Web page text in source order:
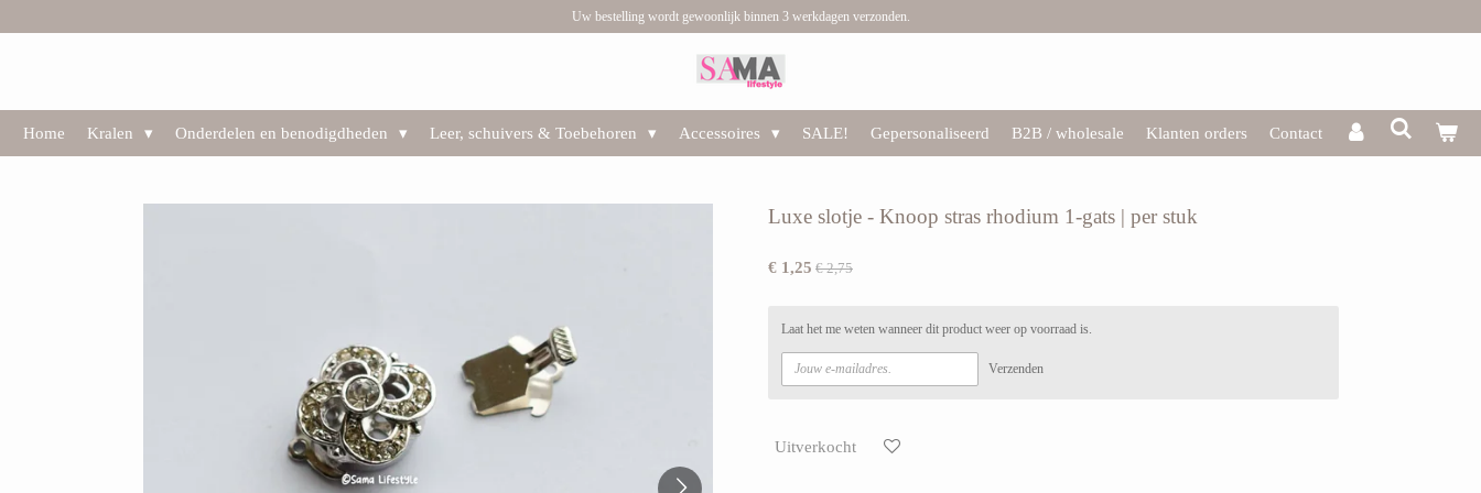
Uw bestelling wordt gewoonlijk binnen 3 werkdagen verzonden.
Home Kralen Onderdelen en benodigdheden Leer, schuivers & Toebehoren Accessoires SALE! Gepersonaliseerd B2B / wholesale Klanten orders Contact
Luxe slotje - Knoop stras rhodium 1-gats | per stuk
€ 1,25 € 2,75
Laat het me weten wanneer dit product weer op voorraad is.
Verzenden
Uitverkocht